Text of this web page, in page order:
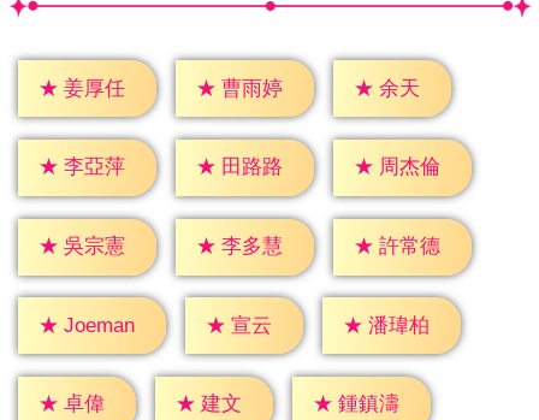
★ 姜厚任 ★ 曹雨婷 ★ 余天
★ 李亞萍 ★ 田路路 ★ 周杰倫
★ 吳宗憲 ★ 李多慧 ★ 許常德
★ Joeman ★ 宣云 ★ 潘瑋柏
★ 卓偉 ★ 建文 ★ 鍾鎮濤